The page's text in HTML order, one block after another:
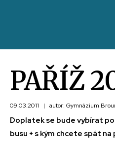
PAŘÍŽ
09.03.2011 | autor: Gymnázium
Doplatek se bude vybírat
busu + s kým chcete spát